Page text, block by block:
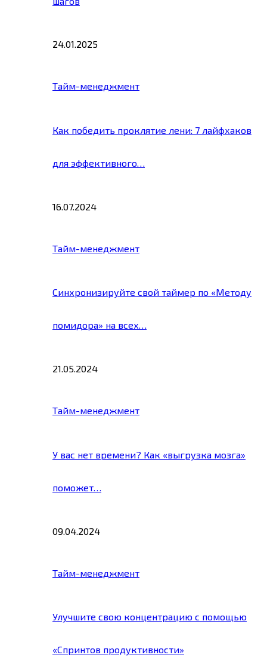
24.01.2025
Тайм-менеджмент
Как победить проклятие лени: 7 лайфхаков
для эффективного…
16.07.2024
Тайм-менеджмент
Синхронизируйте свой таймер по «Методу
помидора» на всех…
21.05.2024
Тайм-менеджмент
У вас нет времени? Как «выгрузка мозга»
поможет…
09.04.2024
Тайм-менеджмент
Улучшите свою концентрацию с помощью
«Спринтов продуктивности»